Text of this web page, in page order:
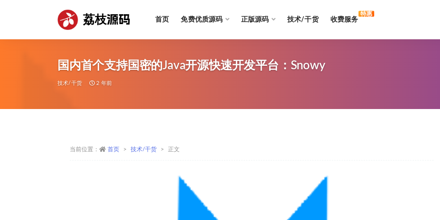
荔枝源码 首页 免费优质源码 正版源码 技术/干货 收费服务
特惠
国内首个支持国密的Java开源快速开发平台：Snowy
技术/干货 2 年前
当前位置： 首页 技术/干货 正文